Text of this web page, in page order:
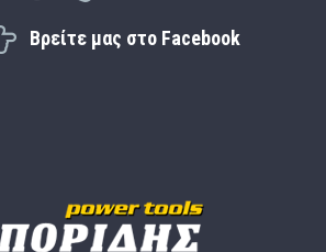
Βρείτε μας στο Facebook